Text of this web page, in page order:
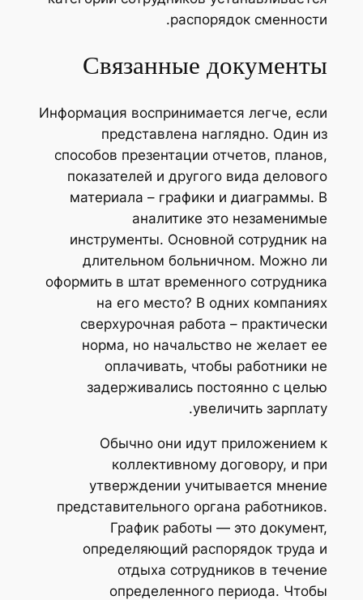
распорядок сменности.
Связанные документы
Информация воспринимается легче, если
представлена наглядно. Один из
способов презентации отчетов, планов,
показателей и другого вида делового
материала – графики и диаграммы. В
аналитике это незаменимые
инструменты. Основной сотрудник на
длительном больничном. Можно ли
оформить в штат временного сотрудника
на его место? В одних компаниях
сверхурочная работа – практически
норма, но начальство не желает ее
оплачивать, чтобы работники не
задерживались постоянно с целью
увеличить зарплату.
Обычно они идут приложением к
коллективному договору, и при
утверждении учитывается мнение
представительного органа работников.
График работы — это документ,
определяющий распорядок труда и
отдыха сотрудников в течение
определенного периода. Чтобы